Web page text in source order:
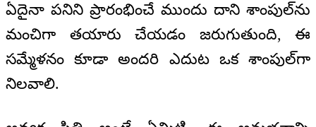
ఏదైనా పనిని ప్రారంభించే ముందు దాని శాంపుల్‌ను
మంచిగా తయారు చేయడం జరుగుతుంది, ఈ
సమ్మేళనం కూడా అందరి ఎదుట ఒక శాంపుల్‌గా
నిలవాలి.